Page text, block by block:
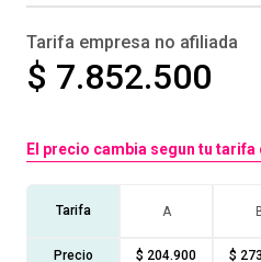
Tarifa empresa no afiliada
$ 7.852.500
El precio cambia segun tu
Tarifa A
Precio $ 204.900 $